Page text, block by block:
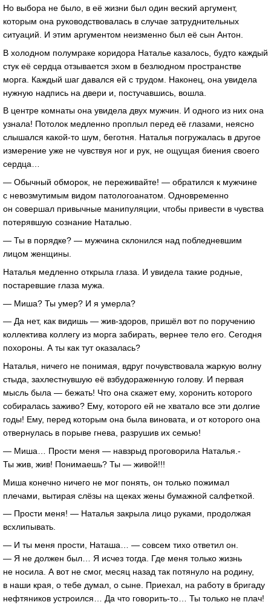
Но выбора не было, в её жизни был один веский аргумент,
которым она руководствовалась в случае затруднительных
ситуаций. И этим аргументом неизменно был её сын Антон.
В холодном полумраке коридора Наталье казалось, будто каждый
стук её сердца отзывается эхом в безлюдном пространстве
морга. Каждый шаг давался ей с трудом. Наконец, она увидела
нужную надпись на двери и, постучавшись, вошла.
В центре комнаты она увидела двух мужчин. И одного из них она
узнала! Потолок медленно проплыл перед её глазами, неясно
слышался какой-то шум, беготня. Наталья погружалась в другое
измерение уже не чувствуя ног и рук, не ощущая биения своего
сердца…
— Обычный обморок, не переживайте! — обратился к мужчине
с невозмутимым видом патологоанатом. Одновременно
он совершал привычные манипуляции, чтобы привести в чувства
потерявшую сознание Наталью.
— Ты в порядке? — мужчина склонился над побледневшим
лицом женщины.
Наталья медленно открыла глаза. И увидела такие родные,
постаревшие глаза мужа.
— Миша? Ты умер? И я умерла?
— Да нет, как видишь — жив-здоров, пришёл вот по поручению
коллектива коллегу из морга забирать, вернее тело его. Сегодня
похороны. А ты как тут оказалась?
Наталья, ничего не понимая, вдруг почувствовала жаркую волну
стыда, захлестнувшую её взбудораженную голову. И первая
мысль была — бежать! Что она скажет ему, хоронить которого
собиралась заживо? Ему, которого ей не хватало все эти долгие
годы! Ему, перед которым она была виновата, и от которого она
отвернулась в порыве гнева, разрушив их семью!
— Миша… Прости меня — навзрыд проговорила Наталья.-
Ты жив, жив! Понимаешь? Ты — живой!!!
Миша конечно ничего не мог понять, он только пожимал
плечами, вытирая слёзы на щеках жены бумажной салфеткой.
— Прости меня! — Наталья закрыла лицо руками, продолжая
всхлипывать.
— И ты меня прости, Наташа… — совсем тихо ответил он.
— Я не должен был… Я исчез тогда. Где меня только жизнь
не носила. А вот не смог, месяц назад так потянуло на родину,
в наши края, о тебе думал, о сыне. Приехал, на работу в бригаду
нефтяников устроился… Да что говорить-то… Ты только не плач!